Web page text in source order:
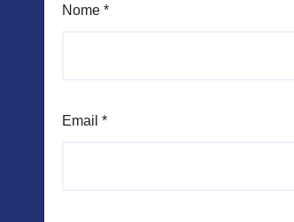
Nome *
Email *